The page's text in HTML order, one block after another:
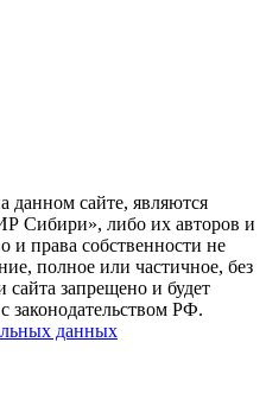
данном сайте, являются
Сибири», либо их авторов и
и права собственности не
полное или частичное, без
сайта запрещено и будет
законодательством РФ.
данных